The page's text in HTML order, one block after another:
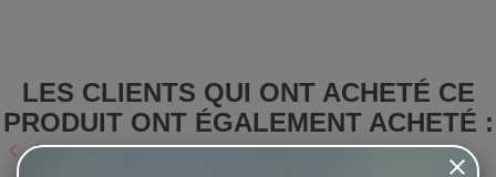
LES CLIENTS QUI ONT ACHETÉ CE
PRODUIT ONT ÉGALEMENT ACHETÉ :
Précédent
keyboard_arrow_leftkeyboard_arrow_right